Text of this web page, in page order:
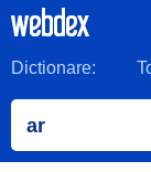
Dictionare: